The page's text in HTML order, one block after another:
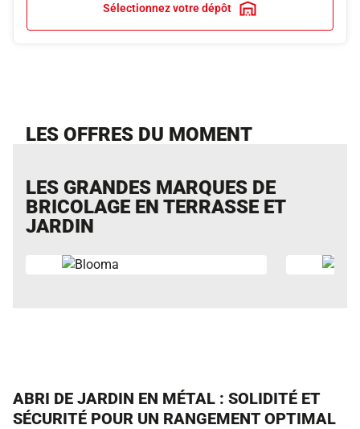
Sélectionnez votre dépôt
LES OFFRES DU MOMENT
LES GRANDES MARQUES DE
BRICOLAGE EN TERRASSE ET
JARDIN
ABRI DE JARDIN EN MÉTAL : SOLIDITÉ ET
SÉCURITÉ POUR UN RANGEMENT OPTIMAL